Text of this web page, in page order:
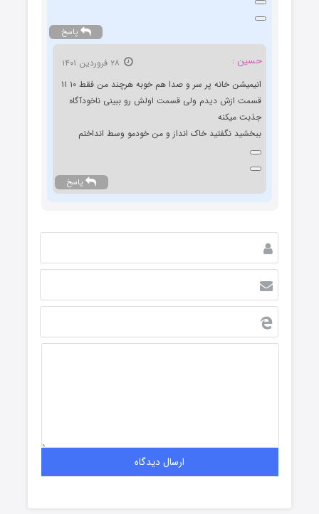
پاسخ
حسین :
انیمیشن خانه پر سر و صدا هم خوبه هرچند من فقط ۱۰ ۱۱
قسمت ازش دیدم ولی قسمت اولش رو ببینی ناخودآگاه
جذبت میکنه
ببخشید نگفتید خاک انداز و من خودمو وسط انداختم
پاسخ